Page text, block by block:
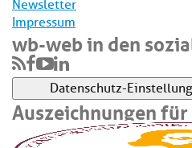
Newsletter
Impressum
wb-web in den
Datenschutz-
Auszeichnungen